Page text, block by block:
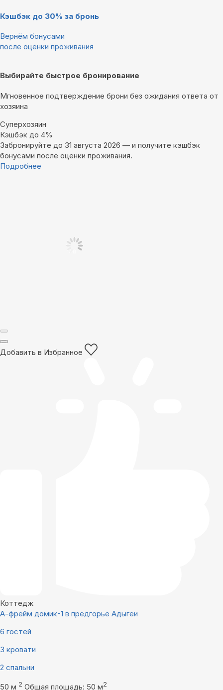
Кэшбэк до 30% за бронь
Вернём бонусами
после оценки проживания
Выбирайте быстрое бронирование
Мгновенное подтверждение брони без ожидания ответа от
хозяина
Суперхозяин
Кэшбэк до 4%
Забронируйте до 31 августа 2026 — и получите кэшбэк
бонусами после оценки проживания.
Подробнее
Добавить в Избранное
Коттедж
А-фрейм домик-1 в предгорье Адыгеи
6 гостей
3 кровати
2 спальни
50 м 2 Общая площадь: 50 м2